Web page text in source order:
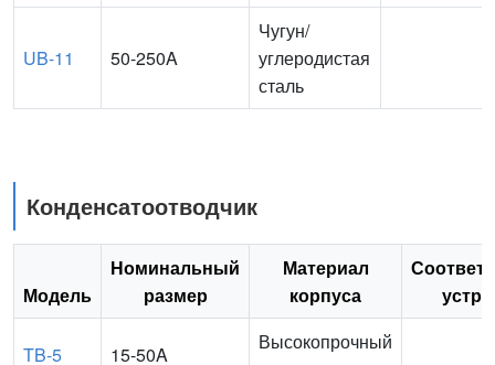
UB-11 50-250A
Чугун/
углеродистая
сталь
Конденсатоотводчик
Модель
Номинальный
размер
Материал
корпуса
TB-5 15-50A
Высокопрочный